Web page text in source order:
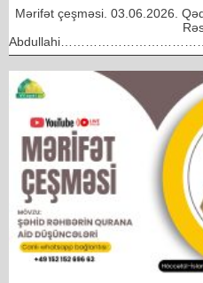
Mərifət çeşməsi. 03.06.2026.